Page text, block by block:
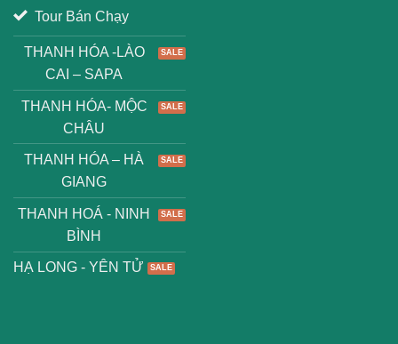
Tour Bán Chạy
THANH HÓA -LÀO
CAI – SAPA
THANH HÓA- MỘC
CHÂU
THANH HÓA – HÀ
GIANG
THANH HOÁ - NINH
BÌNH
HẠ LONG - YÊN TỬ